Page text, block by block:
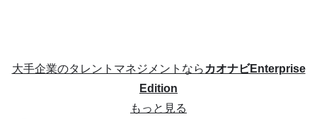
大手企業のタレントマネジメントならカオナビEnterprise
Edition
もっと見る